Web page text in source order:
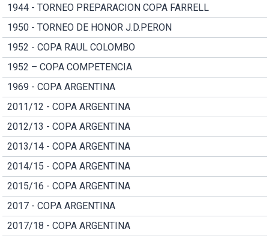
1944 - TORNEO PREPARACION COPA FARRELL
1950 - TORNEO DE HONOR J.D.PERON
1952 - COPA RAUL COLOMBO
1952 – COPA COMPETENCIA
1969 - COPA ARGENTINA
2011/12 - COPA ARGENTINA
2012/13 - COPA ARGENTINA
2013/14 - COPA ARGENTINA
2014/15 - COPA ARGENTINA
2015/16 - COPA ARGENTINA
2017 - COPA ARGENTINA
2017/18 - COPA ARGENTINA